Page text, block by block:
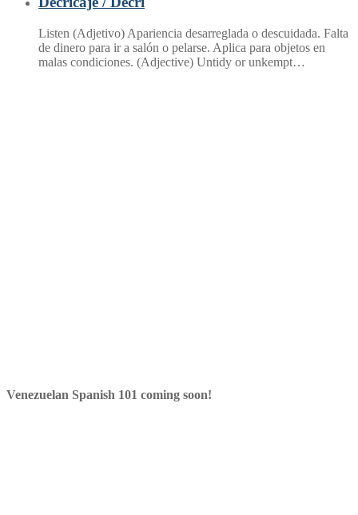
Listen (Adjetivo) Apariencia desarreglada o descuidada. Falta
de dinero para ir a salón o pelarse. Aplica para objetos en
malas condiciones. (Adjective) Untidy or unkempt…
Venezuelan Spanish 101 coming soon!